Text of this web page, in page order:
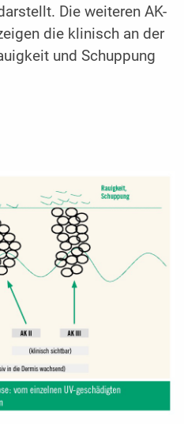
Die weiteren AK-
die klinisch an der
und Schuppung